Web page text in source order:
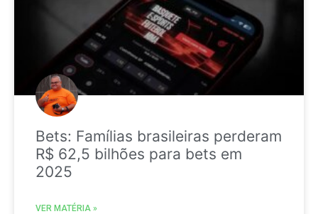
Bets: Famílias brasileiras perderam
R$ 62,5 bilhões para bets em
2025
VER MATÉRIA »